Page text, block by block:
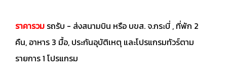
ราคารวม รถรับ - ส่งสนามบิน หรือ บขส. จ.กระบี่ , ที่พัก 2
คืน, อาหาร 3 มื้อ, ประกันอุบัติเหตุ และโปรแกรมทัวร์ตาม
รายการ 1 โปรแกรม